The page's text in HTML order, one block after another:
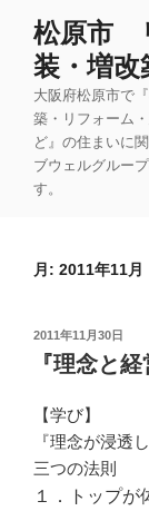
松原市
装・増改
大阪府松原市で
築・リフォーム
ど』の住まいに
ブウェルグルー
す。
月: 2011年11月
投
2011年11月30日
『理念と
【学び】
『理念が浸透
三つの法則
１．トップが